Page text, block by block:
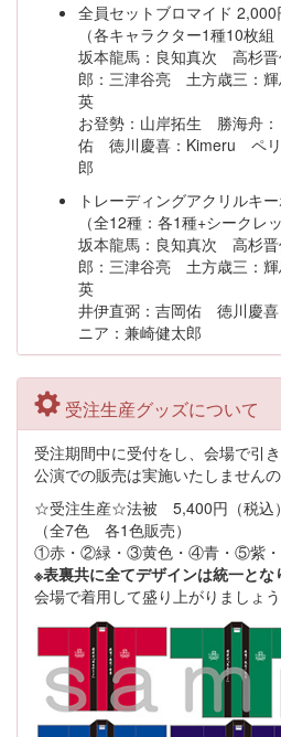
全員セットブロマイド 2,000
（各キャラクター1種10枚
坂本龍馬：良知真次 高杉
郎：三津谷亮 土方歳三：
英
お登勢：山岸拓生 勝海舟
佑 徳川慶喜：Kimeru ペリ
郎
トレーディングアクリルキ
（全12種：各1種+シークレ
坂本龍馬：良知真次 高杉
郎：三津谷亮 土方歳三：
英
井伊直弼：吉岡佑 徳川慶
ニア：兼崎健太郎
受注生産グッズについて
受注期間中に受付をし、会場で引
公演での販売は実施いたしません
☆受注生産☆法被 5,400円（税込）
（全7色 各1色販売）
①赤・②緑・③黄色・④青・⑤紫
※表裏共に全てデザインは統一とな
会場で着用して盛り上がりましょう